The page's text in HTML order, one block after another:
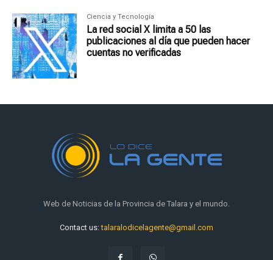
Ciencia y Tecnología
La red social X limita a 50 las
publicaciones al día que pueden hacer
cuentas no verificadas
Web de Noticias de la Provincia de Talara y el mundo.
Contact us:talaralodicelagente@gmail.com